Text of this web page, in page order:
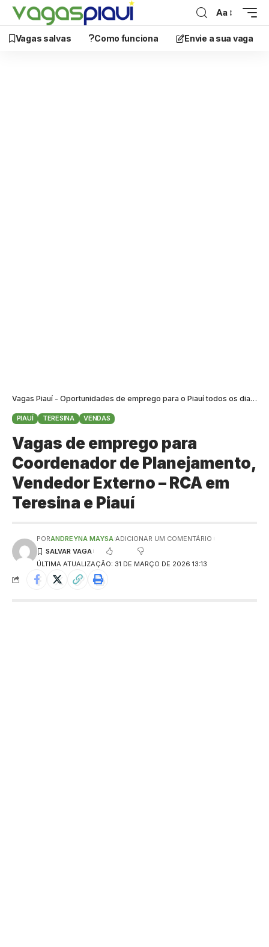
Aa
Vagas salvas Como funciona Envie a sua vaga
Vagas Piauí - Oportunidades de emprego para o Piauí todos os dias>
PIAUÍ TERESINA VENDAS
Vagas de emprego para
Coordenador de Planejamento,
Vendedor Externo – RCA em
Teresina e Piauí
ÚLTIMA ATUALIZAÇÃO: 31 DE MARÇO DE 2026 13:13
PORANDREYNA MAYSA ADICIONAR UM COMENTÁRIO